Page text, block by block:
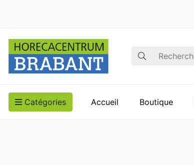
Recherche
Catégories Accueil Boutique